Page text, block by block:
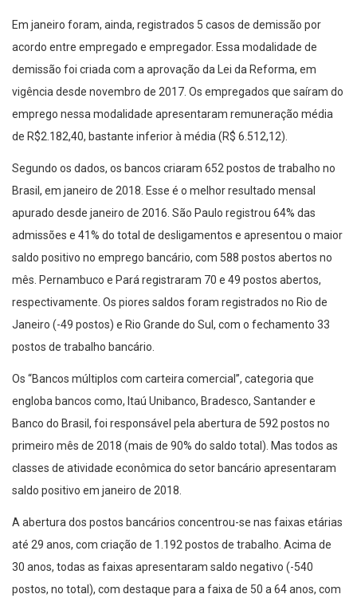
Em janeiro foram, ainda, registrados 5 casos de demissão por
acordo entre empregado e empregador. Essa modalidade de
demissão foi criada com a aprovação da Lei da Reforma, em
vigência desde novembro de 2017. Os empregados que saíram do
emprego nessa modalidade apresentaram remuneração média
de R$2.182,40, bastante inferior à média (R$ 6.512,12).
Segundo os dados, os bancos criaram 652 postos de trabalho no
Brasil, em janeiro de 2018. Esse é o melhor resultado mensal
apurado desde janeiro de 2016. São Paulo registrou 64% das
admissões e 41% do total de desligamentos e apresentou o maior
saldo positivo no emprego bancário, com 588 postos abertos no
mês. Pernambuco e Pará registraram 70 e 49 postos abertos,
respectivamente. Os piores saldos foram registrados no Rio de
Janeiro (-49 postos) e Rio Grande do Sul, com o fechamento 33
postos de trabalho bancário.
Os “Bancos múltiplos com carteira comercial”, categoria que
engloba bancos como, Itaú Unibanco, Bradesco, Santander e
Banco do Brasil, foi responsável pela abertura de 592 postos no
primeiro mês de 2018 (mais de 90% do saldo total). Mas todos as
classes de atividade econômica do setor bancário apresentaram
saldo positivo em janeiro de 2018.
A abertura dos postos bancários concentrou-se nas faixas etárias
até 29 anos, com criação de 1.192 postos de trabalho. Acima de
30 anos, todas as faixas apresentaram saldo negativo (-540
postos, no total), com destaque para a faixa de 50 a 64 anos, com